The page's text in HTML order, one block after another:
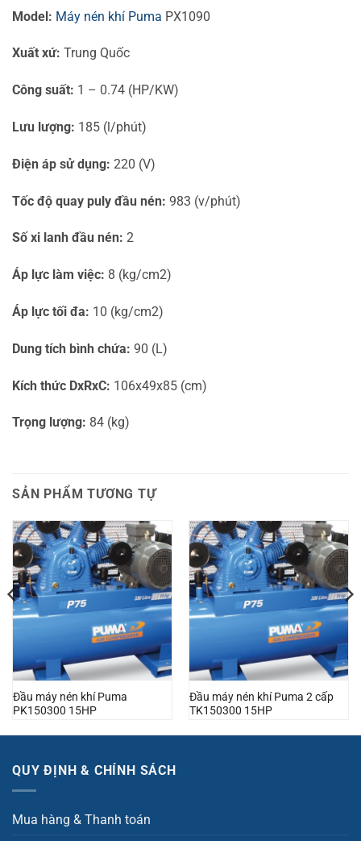
Model: Máy nén khí Puma PX1090
Xuất xứ: Trung Quốc
Công suất: 1 – 0.74 (HP/KW)
Lưu lượng: 185 (l/phút)
Điện áp sử dụng: 220 (V)
Tốc độ quay puly đầu nén: 983 (v/phút)
Số xi lanh đầu nén: 2
Áp lực làm việc: 8 (kg/cm2)
Áp lực tối đa: 10 (kg/cm2)
Dung tích bình chứa: 90 (L)
Kích thức DxRxC: 106x49x85 (cm)
Trọng lượng: 84 (kg)
SẢN PHẨM TƯƠNG TỰ
Đầu máy nén khí Puma
PK150300 15HP
Đầu máy nén khí Puma 2 cấp
TK150300 15HP
QUY ĐỊNH & CHÍNH SÁCH
Mua hàng & Thanh toán